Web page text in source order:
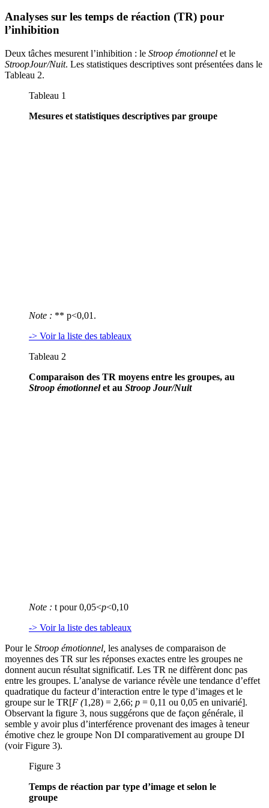
Analyses sur les temps de réaction (TR) pour
l’inhibition
Deux tâches mesurent l’inhibition : le Stroop émotionnel et le
StroopJour/Nuit. Les statistiques descriptives sont présentées dans le
Tableau 2.
Tableau 1
Mesures et statistiques descriptives par groupe
Note : ** p<0,01.
-> Voir la liste des tableaux
Tableau 2
Comparaison des TR moyens entre les groupes, au
Stroop émotionnelet au Stroop Jour/Nuit
Note : t pour 0,05<p<0,10
-> Voir la liste des tableaux
Pour le Stroop émotionnel, les analyses de comparaison de
moyennes des TR sur les réponses exactes entre les groupes ne
donnent aucun résultat significatif. Les TR ne diffèrent donc pas
entre les groupes. L’analyse de variance révèle une tendance d’effet
quadratique du facteur d’interaction entre le type d’images et le
groupe sur le TR[F (1,28) = 2,66; p = 0,11 ou 0,05 en univarié].
Observant la figure 3, nous suggérons que de façon générale, il
semble y avoir plus d’interférence provenant des images à teneur
émotive chez le groupe Non DI comparativement au groupe DI
(voir Figure 3).
Figure 3
Temps de réaction par type d’image et selon le
groupe